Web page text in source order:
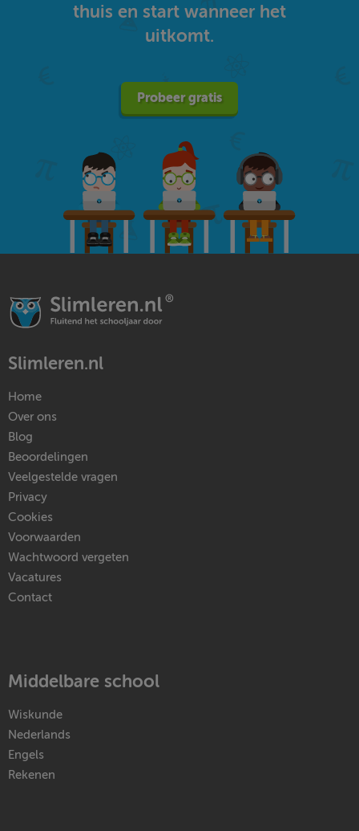
thuis en start wanneer het
uitkomt.
Probeer gratis
Slimleren.nl
Home
Over ons
Blog
Beoordelingen
Veelgestelde vragen
Privacy
Cookies
Voorwaarden
Wachtwoord vergeten
Vacatures
Contact
Middelbare school
Wiskunde
Nederlands
Engels
Rekenen